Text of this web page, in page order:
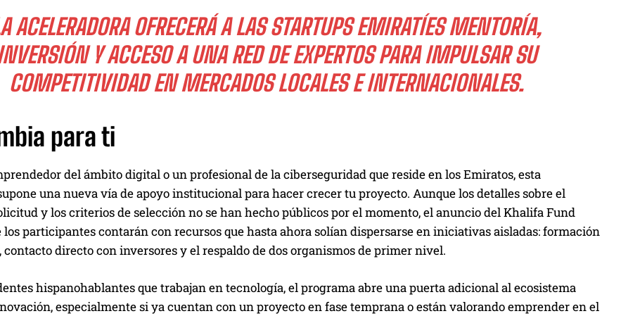
ACELERADORA OFRECERÁ A LAS STARTUPS EMIRATÍES MENTORÍA,
Y ACCESO A UNA RED DE EXPERTOS PARA IMPULSAR SU
COMPETITIVIDAD EN MERCADOS LOCALES E INTERNACIONALES.
para ti
del ámbito digital o un profesional de la ciberseguridad que reside en los Emiratos, esta
una nueva vía de apoyo institucional para hacer crecer tu proyecto. Aunque los detalles sobre el
y los criterios de selección no se han hecho públicos por el momento, el anuncio del Khalifa Fund
participantes contarán con recursos que hasta ahora solían dispersarse en iniciativas aisladas: formación
contacto directo con inversores y el respaldo de dos organismos de primer nivel.
hispanohablantes que trabajan en tecnología, el programa abre una puerta adicional al ecosistema
especialmente si ya cuentan con un proyecto en fase temprana o están valorando emprender en el